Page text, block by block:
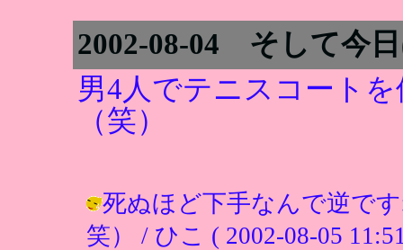
2002-08-04 そして今
男4人でテニスコート
（笑）
死ぬほど下手なんで逆で
笑） / ひこ ( 2002-08-05